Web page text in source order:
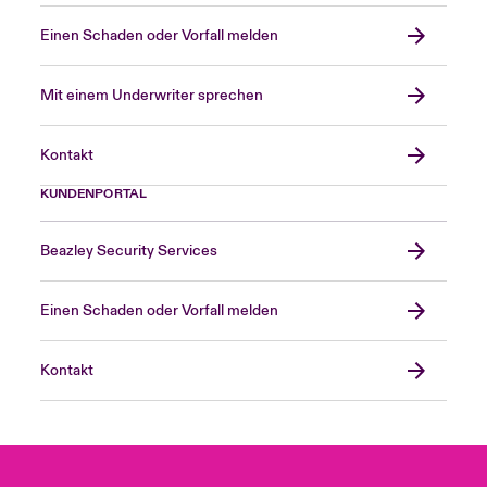
Einen Schaden oder Vorfall melden
Mit einem Underwriter sprechen
Kontakt
KUNDENPORTAL
Beazley Security Services
Einen Schaden oder Vorfall melden
Kontakt